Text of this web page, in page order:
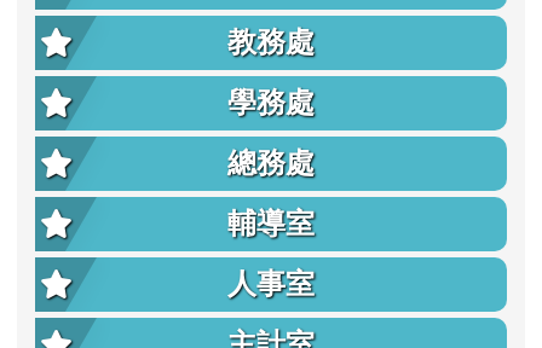
教務處
學務處
總務處
輔導室
人事室